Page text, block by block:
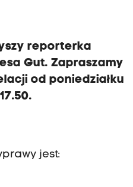
reporterka
Gut. Zapraszamy
od poniedziałku
jest: